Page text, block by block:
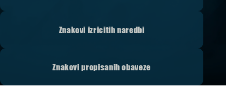
Znakovi izricitih naredbi
Znakovi propisanih obaveze